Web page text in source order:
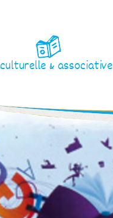
& associative